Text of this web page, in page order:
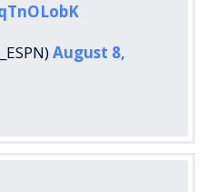
August 8,